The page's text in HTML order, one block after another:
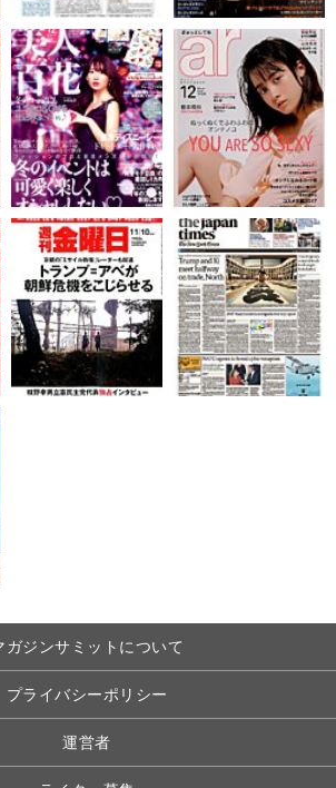
ガジンサミットについて
プライバシーポリシー
運営者